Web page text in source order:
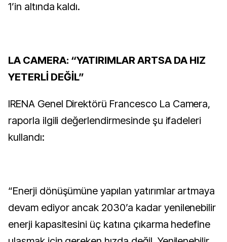
1’in altında kaldı.
LA CAMERA: “YATIRIMLAR ARTSA DA HIZ
YETERLİ DEĞİL”
IRENA Genel Direktörü Francesco La Camera,
raporla ilgili değerlendirmesinde şu ifadeleri
kullandı:
“Enerji dönüşümüne yapılan yatırımlar artmaya
devam ediyor ancak 2030’a kadar yenilenebilir
enerji kapasitesini üç katına çıkarma hedefine